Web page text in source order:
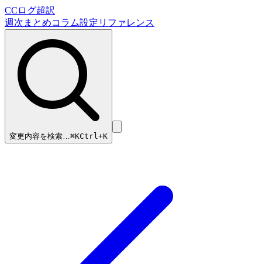
CCログ超訳
週次まとめコラム設定リファレンス
変更内容を検索…⌘KCtrl+K